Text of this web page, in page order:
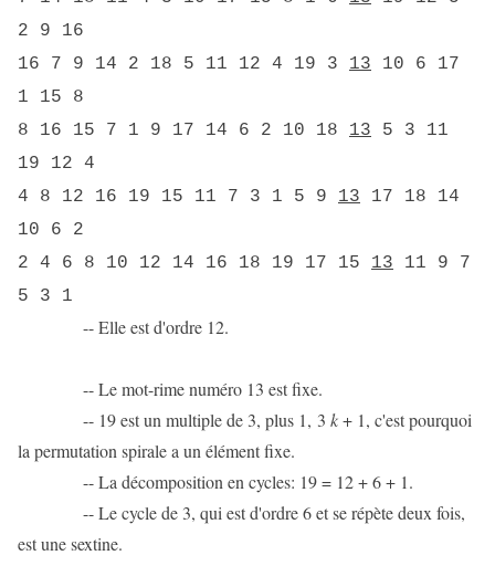
2 9 16
16 7 9 14 2 18 5 11 12 4 19 3 13 10 6 17
1 15 8
8 16 15 7 1 9 17 14 6 2 10 18 13 5 3 11
19 12 4
4 8 12 16 19 15 11 7 3 1 5 9 13 17 18 14
10 6 2
2 4 6 8 10 12 14 16 18 19 17 15 13 11 9 7
5 3 1
-- Elle est d'ordre 12.
-- Le mot-rime numéro 13 est fixe.
-- 19 est un multiple de 3, plus 1, 3 k+ 1, c'est pourquoi
la permutation spirale a un élément fixe.
-- La décomposition en cycles: 19 = 12 + 6 + 1.
-- Le cycle de 3, qui est d'ordre 6 et se répète deux fois,
est une sextine.